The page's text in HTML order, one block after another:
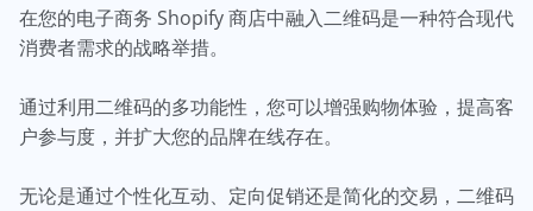
在您的电子商务 Shopify 商店中融入二维码是一种符合现代
消费者需求的战略举措。
通过利用二维码的多功能性，您可以增强购物体验，提高客
户参与度，并扩大您的品牌在线存在。
无论是通过个性化互动、定向促销还是简化的交易，二维码